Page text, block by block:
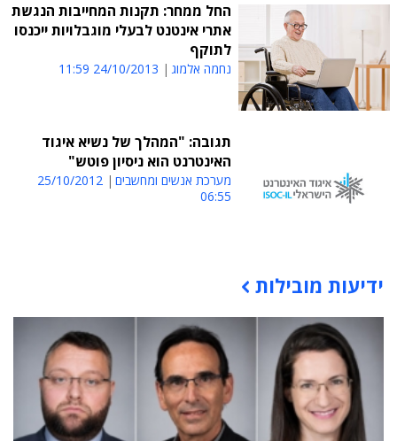
החל ממחר: תקנות המחייבות הנגשת
אתרי אינטנט לבעלי מוגבלויות ייכנסו
לתוקף
נחמה אלמוג 24/10/2013 11:59
תגובה: "המהלך של נשיא איגוד
האינטרנט הוא ניסיון פוטש"
מערכת אנשים ומחשבים
25/10/2012
06:55
תוכן פרסומי
ידיעות מובילות